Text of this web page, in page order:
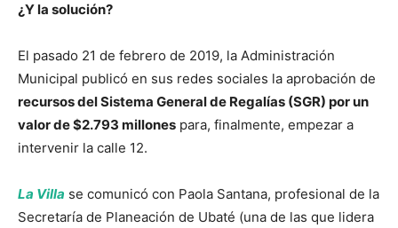
¿Y la solución?
El pasado 21 de febrero de 2019, la Administración
Municipal publicó en sus redes sociales la aprobación de
recursos del Sistema General de Regalías (SGR) por un
valor de $2.793 millones para, finalmente, empezar a
intervenir la calle 12.
La Villa se comunicó con Paola Santana, profesional de la
Secretaría de Planeación de Ubaté (una de las que lidera